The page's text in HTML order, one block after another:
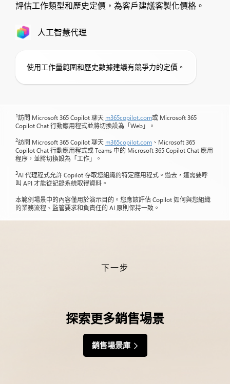
評估工作類型和歷史定價，為客戶建議客製化價格。
人工智慧代理
使用工作量範圍和歷史數據建議有競爭力的定價。
1訪問 Microsoft 365 Copilot 聊天 m365copilot.com或 Microsoft 365
Copilot Chat 行動應用程式並將切換設為「Web」。
2訪問 Microsoft 365 Copilot 聊天 m365copilot.com 、Microsoft 365
Copilot Chat 行動應用程式或 Teams 中的 Microsoft 365 Copilot Chat 應用
程序，並將切換設為「工作」。
3AI 代理程式允許 Copilot 存取您組織的特定應用程式。過去，這需要呼
叫 API 才能從記錄系統取得資料。
本範例場景中的內容僅用於演示目的。您應該評估 Copilot 如何與您組織
的業務流程、監管要求和負責任的 AI 原則保持一致。
下一步
探索更多銷售場景
銷售場景庫